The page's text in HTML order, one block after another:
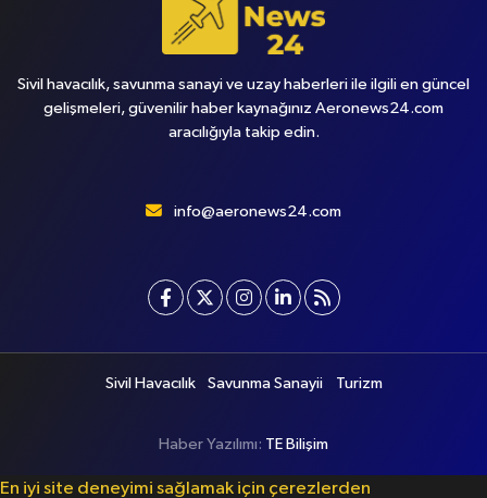
Sivil havacılık, savunma sanayi ve uzay haberleri ile ilgili en güncel
gelişmeleri, güvenilir haber kaynağınız Aeronews24.com
aracılığıyla takip edin.
info@aeronews24.com
Sivil Havacılık Savunma Sanayii Turizm
Haber Yazılımı: TE Bilişim
En iyi site deneyimi sağlamak için çerezlerden